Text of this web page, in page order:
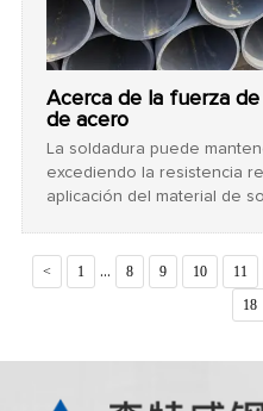
Acerca de la fuerza
de acero
La soldadura puede
excediendo la resistencia
aplicación del material de
<
1 ... 8 9 10 11
18